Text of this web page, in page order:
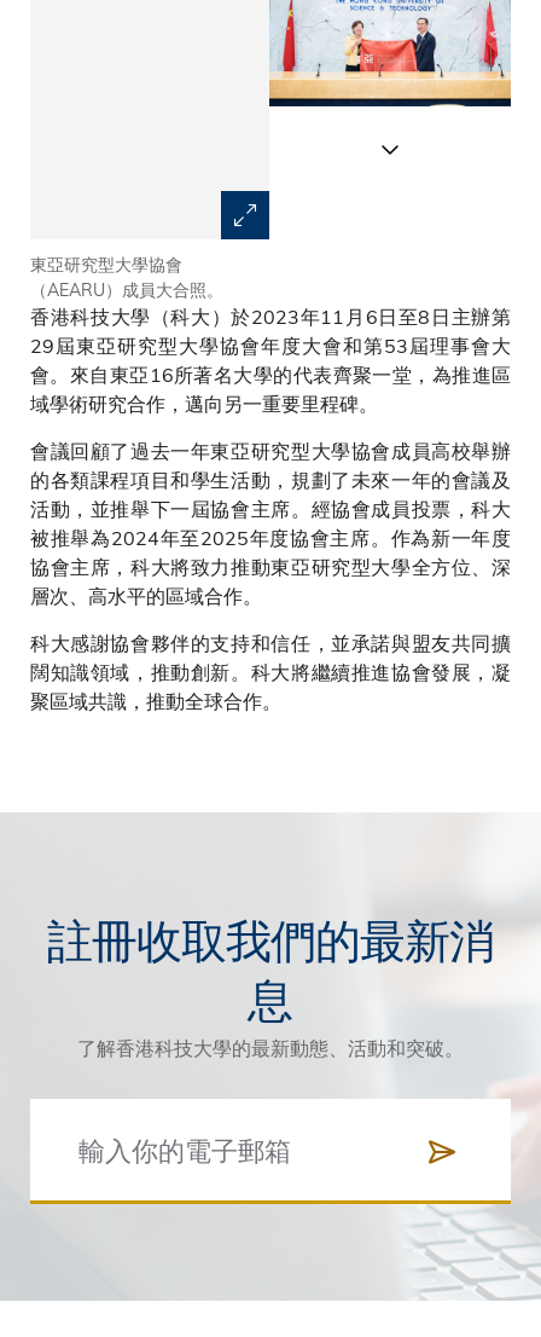
東亞研究型大學協會
（AEARU）成員大合照。
（AEARU）年度大會和第53屆
理事會大會。
香港科技大學（科大）於2023年11月6日至8日主辦第
29屆東亞研究型大學協會年度大會和第53屆理事會大
會。來自東亞16所著名大學的代表齊聚一堂，為推進區
域學術研究合作，邁向另一重要里程碑。
會議回顧了過去一年東亞研究型大學協會成員高校舉辦
的各類課程項目和學生活動，規劃了未來一年的會議及
活動，並推舉下一屆協會主席。經協會成員投票，科大
被推舉為2024年至2025年度協會主席。作為新一年度
協會主席，科大將致力推動東亞研究型大學全方位、深
層次、高水平的區域合作。
科大感謝協會夥伴的支持和信任，並承諾與盟友共同擴
闊知識領域，推動創新。科大將繼續推進協會發展，凝
聚區域共識，推動全球合作。
註冊收取我們的最新消
息
了解香港科技大學的最新動態、活動和突破。